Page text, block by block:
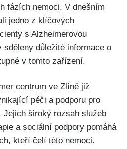
fázích nemoci. V dnešním
jedno z klíčových
s Alzheimerovou
sděleny důležité informace o
v tomto zařízení.
centrum ve Zlíně již
péči a podporu pro
Jejich široký rozsah služeb
a sociální podpory pomáhá
kteří čelí této nemoci.